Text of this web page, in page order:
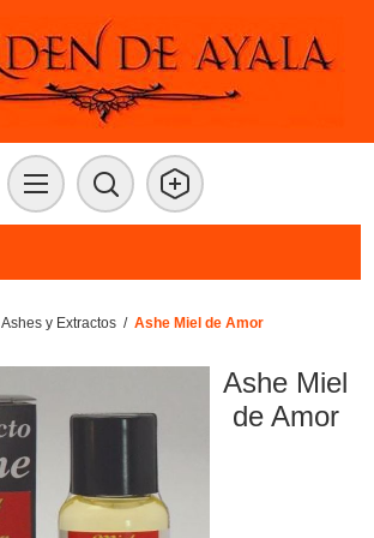
Ashes y Extractos / Ashe Miel de Amor
Ashe Miel
de Amor